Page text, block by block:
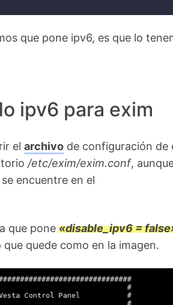
que pone ipv6, es que lo
ipv6 para exim
el archivode configuración de
/etc/exim/exim.conf,
encuentre en el
que pone «disable_ipv6 =
quede como en la imagen.